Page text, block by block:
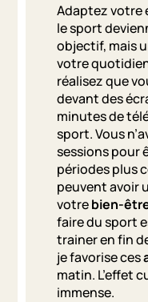
Adaptez votre
le sport
objectif, mais
votre
réalisez que
devant des
minutes de
sport. Vous
sessions pour
périodes plus
peuvent avoir
votrebien-
faire du sport
trainer en fin
je favorise ces
matin. L’effet
immense.